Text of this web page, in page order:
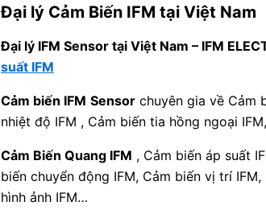
Đại lý Cảm Biến IFM tại Việt Nam
Đại lý IFM Sensor tại Việt Nam – IFM
suất IFM
Cảm biến IFM Sensor chuyên gia về Cảm
nhiệt độ IFM , Cảm biến tia hồng ngoại
Cảm Biến Quang IFM , Cảm biến áp suất
biến chuyển động IFM, Cảm biến vị trí
hình ảnh IFM…